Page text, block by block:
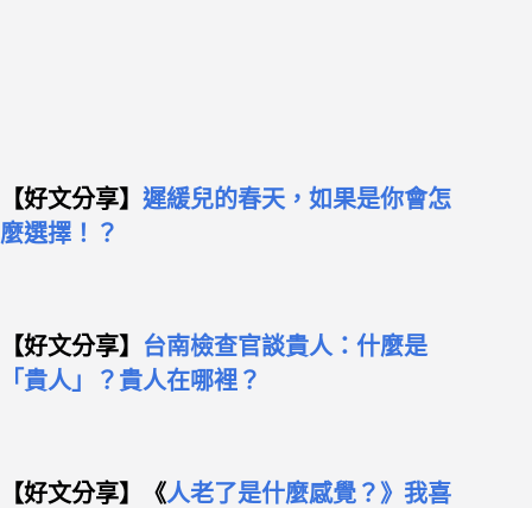
【好文分享】 遲緩兒的春天，如果是你會怎
麼選擇！？
【好文分享】 台南檢查官談貴人：什麼是
「貴人」？貴人在哪裡？
【好文分享】《人老了是什麼感覺？》我喜